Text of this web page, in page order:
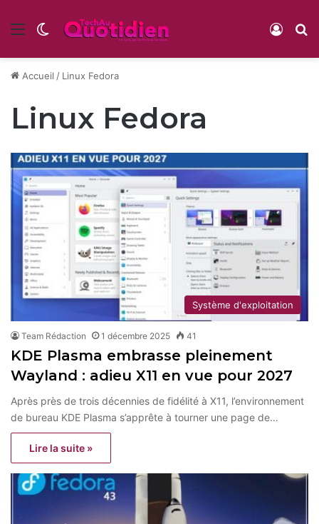
Menu Switch skin
Accueil / Linux Fedora
Linux Fedora
Système d'exploitation
Team Rédaction 1 décembre 2025 41
KDE Plasma embrasse pleinement
Wayland : adieu X11 en vue pour 2027
Après près de trois décennies de fidélité à X11, l’environnement
de bureau KDE Plasma s’apprête à tourner une page de…
Lire la suite »